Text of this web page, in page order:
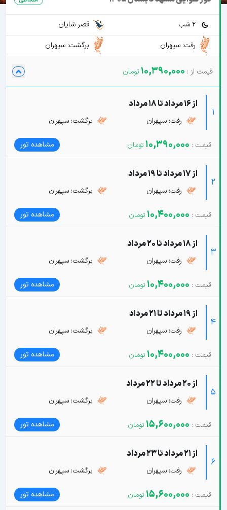
2 شب
قصر شایان
رفت: سپهران
برگشت: سپهران
10,390,000
1
از 16 مرداد تا 18 مرداد
رفت: سپهران برگشت: سپهران
10,390,000 مشاهده تور
2
از 17 مرداد تا 19 مرداد
رفت: سپهران برگشت: سپهران
10,400,000 مشاهده تور
3
از 18 مرداد تا 20 مرداد
رفت: سپهران برگشت: سپهران
10,400,000 مشاهده تور
4
از 19 مرداد تا 21 مرداد
رفت: سپهران برگشت: سپهران
10,400,000 مشاهده تور
5
از 20 مرداد تا 22 مرداد
رفت: سپهران برگشت: سپهران
15,600,000 مشاهده تور
6
از 21 مرداد تا 23 مرداد
رفت: سپهران برگشت: سپهران
15,600,000 مشاهده تور